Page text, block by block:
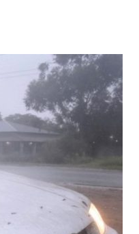
PRENSA
DIGITAL